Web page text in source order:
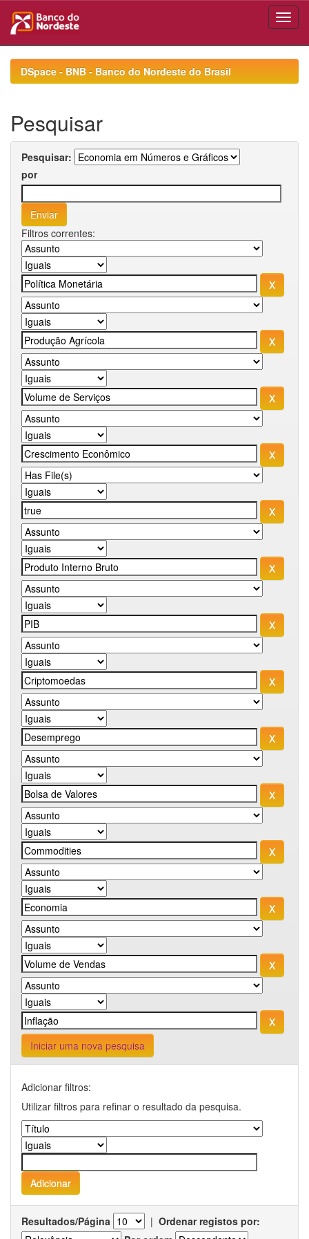
navigationDSpace - BNB - Banco do Nordeste do Brasil
Pesquisar
Pesquisar:
por
Filtros correntes:
Iniciar uma nova pesquisa
Adicionar filtros:
Utilizar filtros para refinar o resultado da pesquisa.
Resultados/Página | Ordenar registos por: